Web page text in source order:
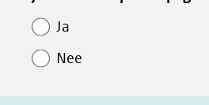
Paginawaardering
Ja
Nee